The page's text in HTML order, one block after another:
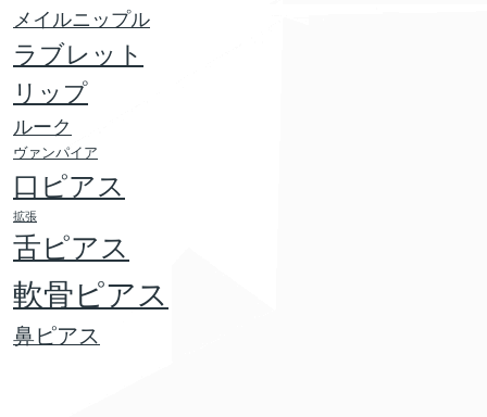
メイルニップル
ラブレット
リップ
ルーク
ヴァンパイア
口ピアス
拡張
舌ピアス
軟骨ピアス
鼻ピアス